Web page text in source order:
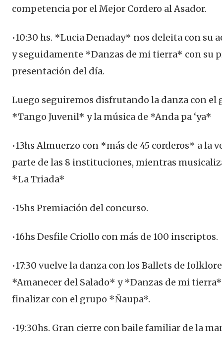
competencia por el Mejor Cordero al Asador.
•10:30 hs. *Lucia Denaday* nos deleita con su
y seguidamente *Danzas de mi tierra* con su
presentación del día.
Luego seguiremos disfrutando la danza con el
*Tango Juvenil* y la música de *Anda pa ‘ya*
•13hs Almuerzo con *más de 45 corderos* a la
parte de las 8 instituciones, mientras
*La Triada*
•15hs Premiación del concurso.
•16hs Desfile Criollo con más de 100 inscriptos.
•17:30 vuelve la danza con los Ballets de folklore
*Amanecer del Salado* y *Danzas de mi
finalizar con el grupo *Ñaupa*.
•19:30hs. Gran cierre con baile familiar de la